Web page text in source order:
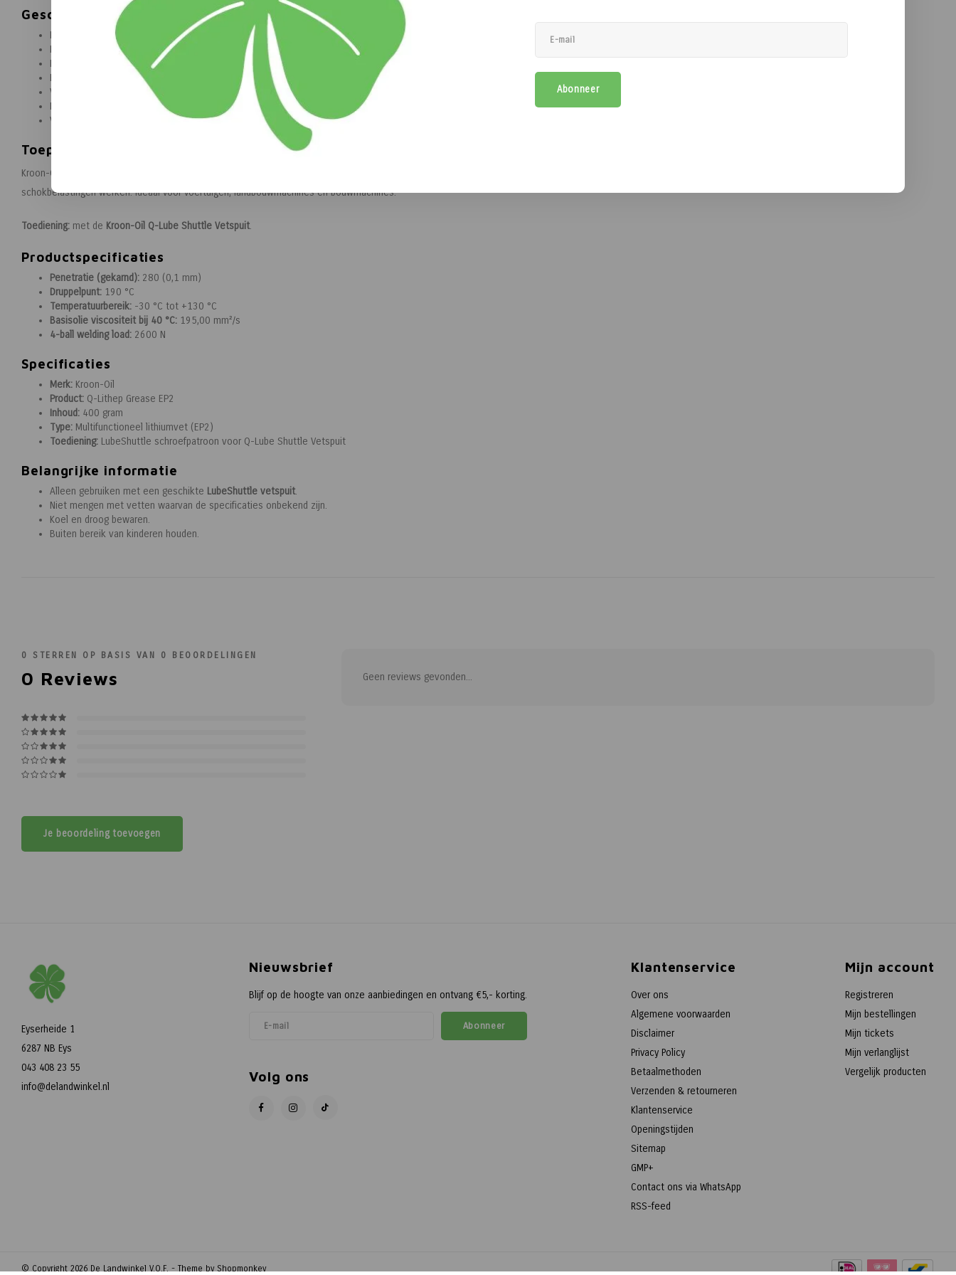
Abonneer
Geschikt voor
Lagers
Draaipunten
Landbouwmachines
Bouwmachines
Voertuigen
Machines onder zware belasting
Vochtige en stoffige werkomgevingen
Toepassing
Kroon-Oil Q-Lithep Grease EP2 is geschikt voor de smering van lagers en draaipunten die onder zware en
schokbelastingen werken. Ideaal voor voertuigen, landbouwmachines en bouwmachines.
Toediening: met de Kroon-Oil Q-Lube Shuttle Vetspuit.
Productspecificaties
Penetratie (gekarnd): 280 (0,1 mm)
Druppelpunt: 190 °C
Temperatuurbereik: -30 °C tot +130 °C
Basisolie viscositeit bij 40 °C: 195,00 mm²/s
4-ball welding load: 2600 N
Specificaties
Merk: Kroon-Oil
Product: Q-Lithep Grease EP2
Inhoud: 400 gram
Type: Multifunctioneel lithiumvet (EP2)
Toediening: LubeShuttle schroefpatroon voor Q-Lube Shuttle Vetspuit
Belangrijke informatie
Alleen gebruiken met een geschikte LubeShuttle vetspuit.
Niet mengen met vetten waarvan de specificaties onbekend zijn.
Koel en droog bewaren.
Buiten bereik van kinderen houden.
0 STERREN OP BASIS VAN 0 BEOORDELINGEN
0 Reviews
Je beoordeling toevoegen
Geen reviews gevonden...
Eyserheide 1
6287 NB Eys
043 408 23 55
info@delandwinkel.nl
Nieuwsbrief
Blijf op de hoogte van onze aanbiedingen en ontvang €5,- korting.
Abonneer
Volg ons
Klantenservice
Over ons
Algemene voorwaarden
Disclaimer
Privacy Policy
Betaalmethoden
Verzenden & retourneren
Klantenservice
Openingstijden
Sitemap
GMP+
Contact ons via WhatsApp
RSS-feed
Mijn account
Registreren
Mijn bestellingen
Mijn tickets
Mijn verlanglijst
Vergelijk producten
© Copyright 2026 De Landwinkel V.O.F. - Theme by Shopmonkey